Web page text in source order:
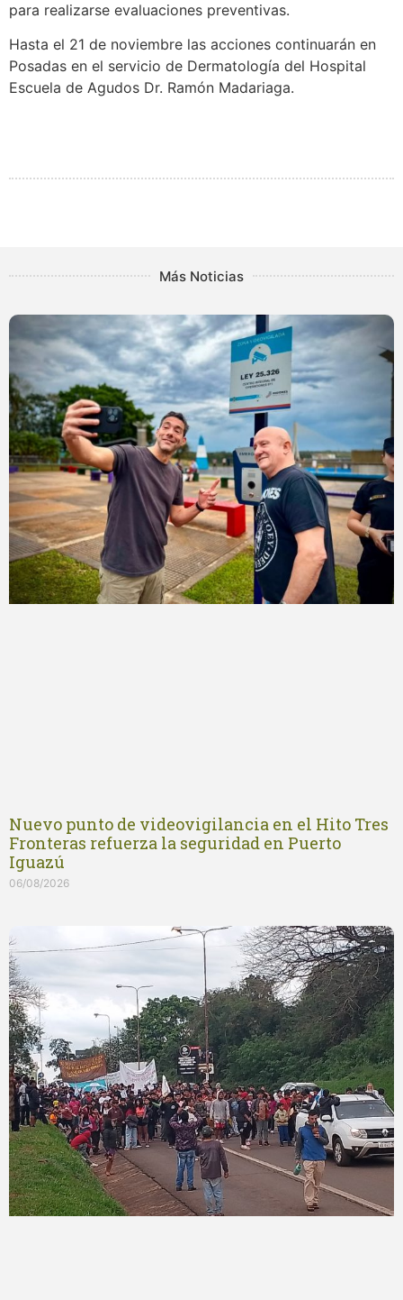
para realizarse evaluaciones preventivas.
Hasta el 21 de noviembre las acciones continuarán en
Posadas en el servicio de Dermatología del Hospital
Escuela de Agudos Dr. Ramón Madariaga.
Más Noticias
Nuevo punto de videovigilancia en el Hito Tres
Fronteras refuerza la seguridad en Puerto
Iguazú
06/08/2026